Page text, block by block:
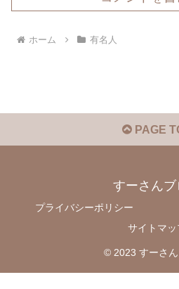
ホーム 有名人
PAGE
すーさんブ
プライバシーポリシー
サイトマッ
© 2023 すーさん